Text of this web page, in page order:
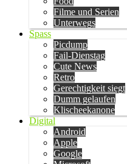
Filme und Serien
Unterwegs
Spass
Picdump
Fail-Dienstag
Cute News
Retro
Gerechtigkeit siegt
Dumm gelaufen
Klischeekanone
Digital
Android
Apple
Google